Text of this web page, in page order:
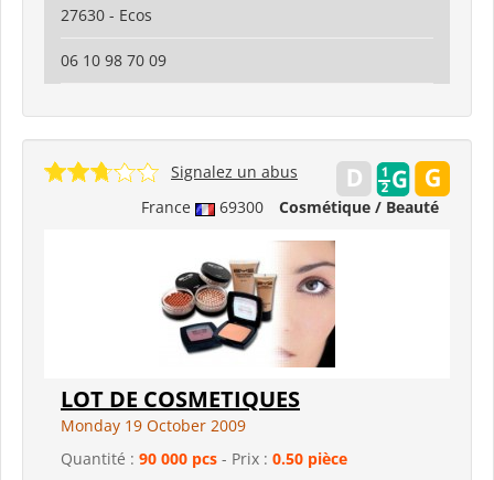
27630 - Ecos
06 10 98 70 09
France 69300 Cosmétique / Beauté
Signalez un abus
LOT DE COSMETIQUES
Monday 19 October 2009
Quantité : 90 000 pcs - Prix : 0.50 pièce